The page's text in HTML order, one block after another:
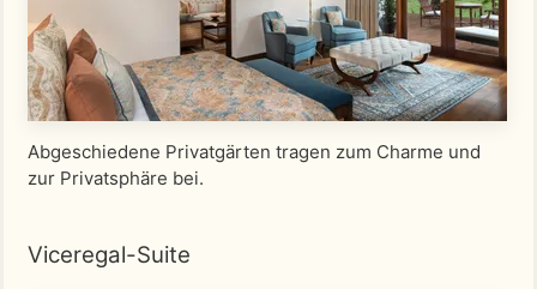
Abgeschiedene Privatgärten tragen zum Charme und
zur Privatsphäre bei.
Viceregal-Suite